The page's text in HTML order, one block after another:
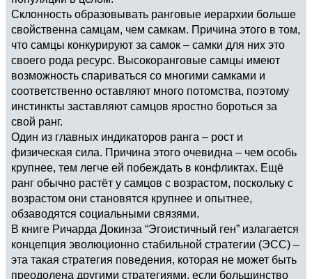
Склонность образовывать ранговые иерархии больше
свойственна самцам, чем самкам. Причина этого в том,
что самцы конкурируют за самок – самки для них это
своего рода ресурс. Высокоранговые самцы имеют
возможность спариваться со многими самками и
соответственно оставляют много потомства, поэтому
инстинкты заставляют самцов яростно бороться за
свой ранг.
Один из главных индикаторов ранга – рост и
физическая сила. Причина этого очевидна – чем особь
крупнее, тем легче ей побеждать в конфликтах. Ещё
ранг обычно растёт у самцов с возрастом, поскольку с
возрастом они становятся крупнее и опытнее,
обзаводятся социальными связями.
В книге Ричарда Докинза “Эгоистичный ген” излагается
концепция эволюционно стабильной стратегии (ЭСС) –
эта такая стратегия поведения, которая не может быть
преодолена другими стратегиями, если большинство